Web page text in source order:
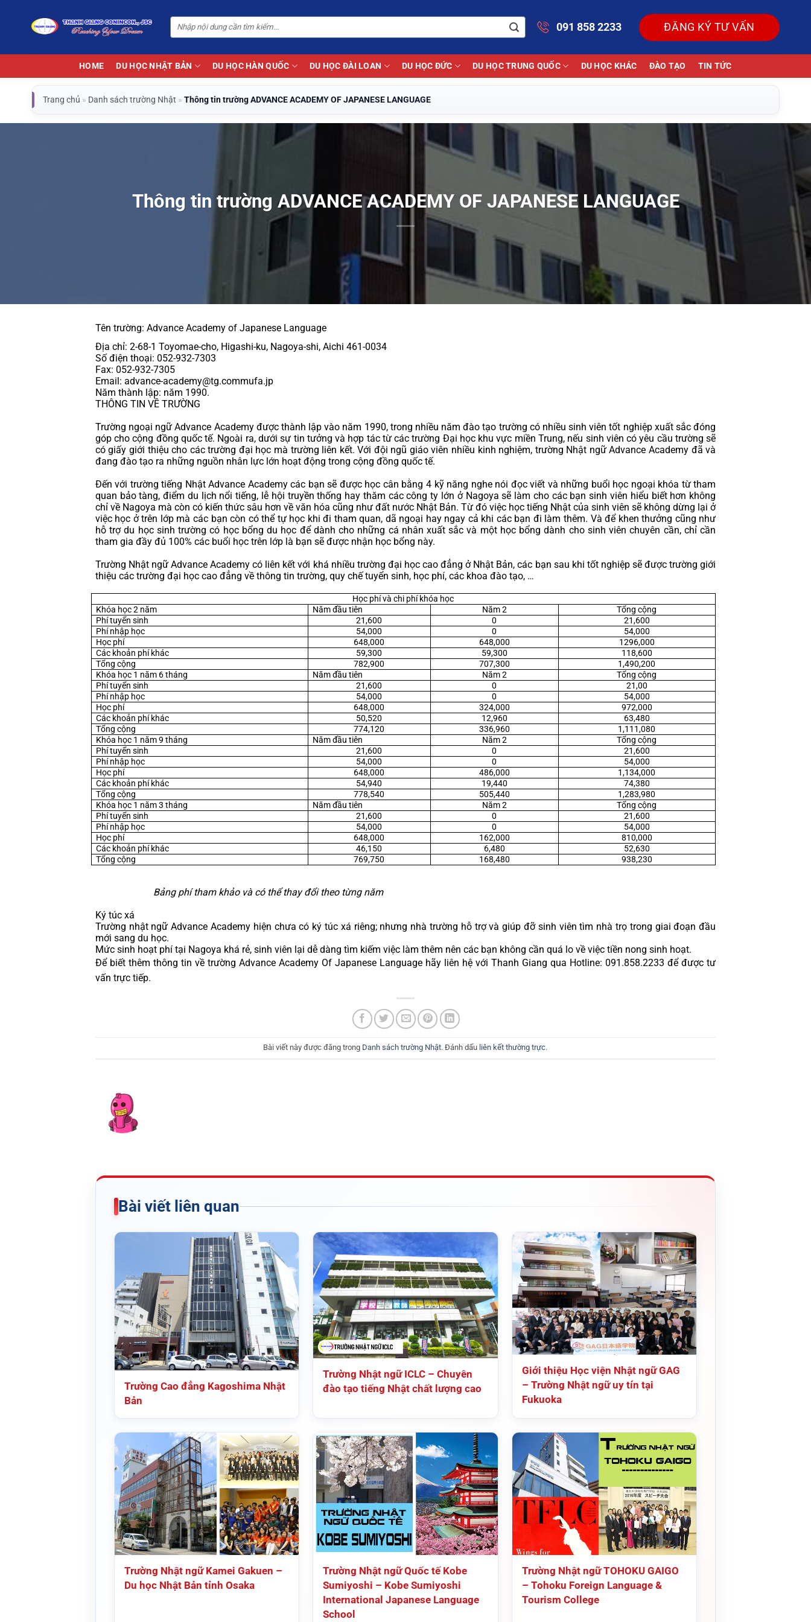
dung
091 858 2233 ĐĂNG KÝ TƯ VẤN
HOME DU HỌC NHẬT BẢN DU HỌC HÀN QUỐC DU HỌC ĐÀI LOAN DU HỌC ĐỨC DU HỌC TRUNG QUỐC DU HỌC KHÁC ĐÀO TẠO TIN TỨC
Trang chủ » Danh sách trường Nhật » Thông tin trường ADVANCE ACADEMY OF JAPANESE LANGUAGE
Thông tin trường ADVANCE ACADEMY OF JAPANESE LANGUAGE
Tên trường: Advance Academy of Japanese Language
Địa chỉ: 2-68-1 Toyomae-cho, Higashi-ku, Nagoya-shi, Aichi 461-0034
Số điện thoại: 052-932-7303
Fax: 052-932-7305
Email: advance-academy@tg.commufa.jp
Năm thành lập: năm 1990.
THÔNG TIN VỀ TRƯỜNG
Trường ngoại ngữ Advance Academy được thành lập vào năm 1990, trong nhiều năm đào tạo trường có nhiều sinh viên tốt nghiệp xuất sắc đóng
góp cho cộng đồng quốc tế. Ngoài ra, dưới sự tin tưởng và hợp tác từ các trường Đại học khu vực miền Trung, nếu sinh viên có yêu cầu trường sẽ
có giấy giới thiệu cho các trường đại học mà trường liên kết. Với đội ngũ giáo viên nhiều kinh nghiệm, trường Nhật ngữ Advance Academy đã và
đang đào tạo ra những nguồn nhân lực lớn hoạt động trong cộng đồng quốc tế.
Đến với trường tiếng Nhật Advance Academy các bạn sẽ được học cân bằng 4 kỹ năng nghe nói đọc viết và những buổi học ngoại khóa từ tham
quan bảo tàng, điểm du lịch nổi tiếng, lễ hội truyền thống hay thăm các công ty lớn ở Nagoya sẽ làm cho các bạn sinh viên hiểu biết hơn không
chỉ về Nagoya mà còn có kiến thức sâu hơn về văn hóa cũng như đất nước Nhật Bản. Từ đó việc học tiếng Nhật của sinh viên sẽ không dừng lại ở
việc học ở trên lớp mà các bạn còn có thể tự học khi đi tham quan, dã ngoại hay ngay cả khi các bạn đi làm thêm. Và để khen thưởng cũng như
hỗ trợ du học sinh trường có học bổng du học để dành cho những cá nhân xuất sắc và một học bổng dành cho sinh viên chuyên cần, chỉ cần
tham gia đầy đủ 100% các buổi học trên lớp là bạn sẽ được nhận học bổng này.
Trường Nhật ngữ Advance Academy có liên kết với khá nhiều trường đại học cao đẳng ở Nhật Bản, các bạn sau khi tốt nghiệp sẽ được trường giới
thiệu các trường đại học cao đẳng về thông tin trường, quy chế tuyển sinh, học phí, các khoa đào tạo, …
Học phí và chi phí khóa học
Khóa học 2 năm
Năm đầu tiên Năm 2
Tổng cộng
Phí tuyển sinh
21,600 0
21,600
Phí nhập học
54,000 0
54,000
Học phí
648,000 648,000
1296,000
Các khoản phí khác
59,300 59,300
118,600
Tổng cộng
782,900 707,300
1,490,200
Khóa học 1 năm 6 tháng
Năm đầu tiên Năm 2
Tổng cộng
Phí tuyển sinh
21,600 0
21,00
Phí nhập học
54,000 0
54,000
Học phí
648,000 324,000
972,000
Các khoản phí khác
50,520 12,960
63,480
Tổng cộng
774,120 336,960
1,111,080
Khóa học 1 năm 9 tháng
Năm đầu tiên Năm 2
Tổng cộng
Phí tuyển sinh
21,600 0
21,600
Phí nhập học
54,000 0
54,000
Học phí
648,000 486,000
1,134,000
Các khoản phí khác
54,940 19,440
74,380
Tổng cộng
778,540 505,440
1,283,980
Khóa học 1 năm 3 tháng
Năm đầu tiên Năm 2
Tổng cộng
Phí tuyển sinh
21,600 0
21,600
Phí nhập học
54,000 0
54,000
Học phí
648,000 162,000
810,000
Các khoản phí khác
46,150 6,480
52,630
Tổng cộng
769,750 168,480 938,230
Bảng phí tham khảo và có thể thay đổi theo từng năm
Ký túc xá
Trường nhật ngữ Advance Academy hiện chưa có ký túc xá riêng; nhưng nhà trường hỗ trợ và giúp đỡ sinh viên tìm nhà trọ trong giai đoạn đầu
mới sang du học.
Mức sinh hoạt phí tại Nagoya khá rẻ, sinh viên lại dễ dàng tìm kiếm việc làm thêm nên các bạn không cần quá lo về việc tiền nong sinh hoạt.
Để biết thêm thông tin về trường Advance Academy Of Japanese Language hãy liên hệ với Thanh Giang qua Hotline: 091.858.2233 để được tư
vấn trực tiếp.
Bài viết này được đăng trong Danh sách trường Nhật. Đánh dấu liên kết thường trực.
Bài viết liên quan
Trường Cao đẳng Kagoshima Nhật
Bản
Trường Nhật ngữ ICLC – Chuyên
đào tạo tiếng Nhật chất lượng cao
Giới thiệu Học viện Nhật ngữ GAG
– Trường Nhật ngữ uy tín tại
Fukuoka
Trường Nhật ngữ Kamei Gakuen –
Du học Nhật Bản tỉnh Osaka
Trường Nhật ngữ Quốc tế Kobe
Sumiyoshi – Kobe Sumiyoshi
International Japanese Language
School
Trường Nhật ngữ TOHOKU GAIGO
– Tohoku Foreign Language &
Tourism College